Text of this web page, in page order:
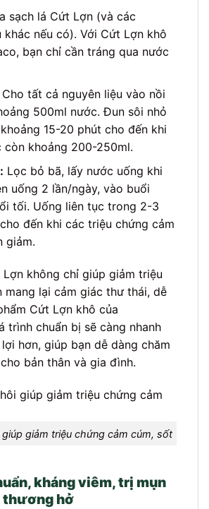
sạch lá Cứt Lợn (và các
khác nếu có). Với Cứt Lợn khô
bạn chỉ cần tráng qua nước
Cho tất cả nguyên liệu vào nồi
500ml nước. Đun sôi nhỏ
15-20 phút cho đến khi
còn khoảng 200-250ml.
Lọc bỏ bã, lấy nước uống khi
uống 2 lần/ngày, vào buổi
tối. Uống liên tục trong 2-3
đến khi các triệu chứng cảm
giảm.
không chỉ giúp giảm triệu
mang lại cảm giác thư thái, dễ
Cứt Lợn khô của
trình chuẩn bị sẽ càng nhanh
hơn, giúp bạn dễ dàng chăm
bản thân và gia đình.
giảm triệu chứng cảm cúm, sốt
kháng viêm, trị mụn
thương hở